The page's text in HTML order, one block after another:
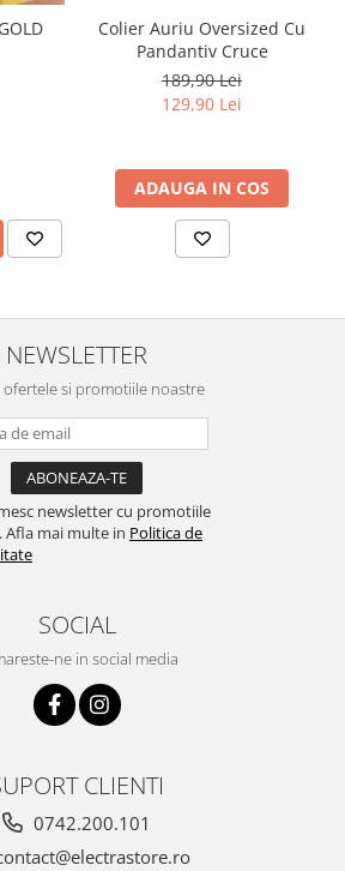
Colier Auriu Oversized Cu
Pandantiv Cruce
189,90 Lei
129,90 Lei
ADAUGA IN COS
NEWSLETTER
ofertele si promotiile noastre
newsletter cu promotiile
Afla mai multe in Politica de
SOCIAL
ne in social media
CLIENTI
0742.200.101